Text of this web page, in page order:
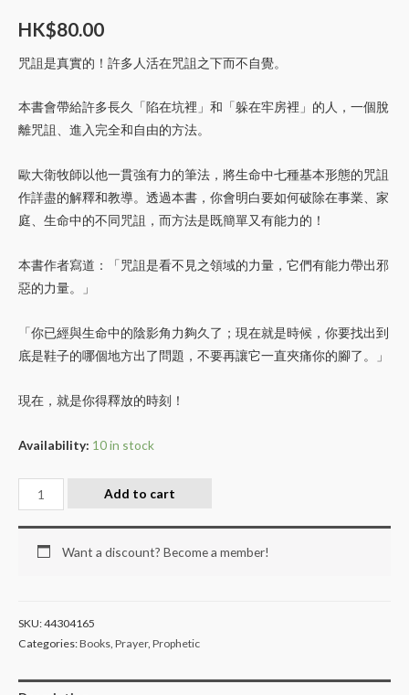
HK$80.00
咒詛是真實的！許多人活在咒詛之下而不自覺。
本書會帶給許多長久「陷在坑裡」和「躲在牢房裡」的人，一個脫
離咒詛、進入完全和自由的方法。
歐大衛牧師以他一貫強有力的筆法，將生命中七種基本形態的咒詛
作詳盡的解釋和教導。透過本書，你會明白要如何破除在事業、家
庭、生命中的不同咒詛，而方法是既簡單又有能力的！
本書作者寫道：「咒詛是看不見之領域的力量，它們有能力帶出邪
惡的力量。」
「你已經與生命中的陰影角力夠久了；現在就是時候，你要找出到
底是鞋子的哪個地方出了問題，不要再讓它一直夾痛你的腳了。」
現在，就是你得釋放的時刻！
Availability: 10 in stock
Add to cart
Want a discount? Become a member!
SKU:44304165
Categories:Books Prayer, Prophetic